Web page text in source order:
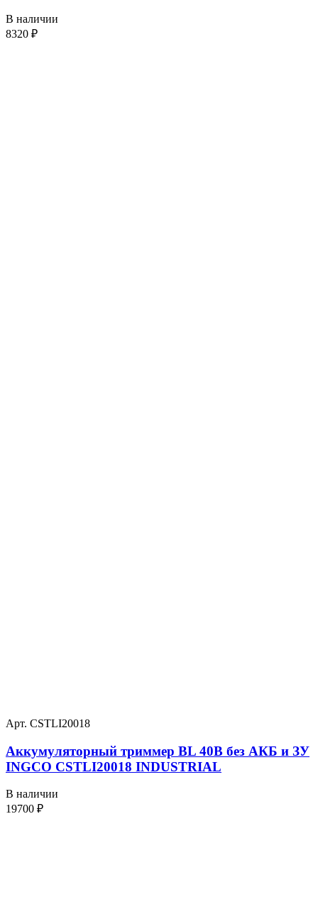
В наличии
8320 ₽
Арт. CSTLI20018
Аккумуляторный триммер BL 40В без АКБ и ЗУ
INGCO CSTLI20018 INDUSTRIAL
В наличии
19700 ₽